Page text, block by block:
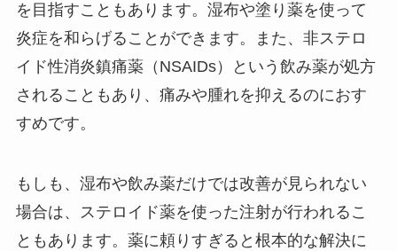
を目指すこともあります。湿布や塗り薬を使って
炎症を和らげることができます。また、非ステロ
イド性消炎鎮痛薬（NSAIDs）という飲み薬が処方
されることもあり、痛みや腫れを抑えるのにおす
すめです。
もしも、湿布や飲み薬だけでは改善が見られない
場合は、ステロイド薬を使った注射が行われるこ
ともあります。薬に頼りすぎると根本的な解決に